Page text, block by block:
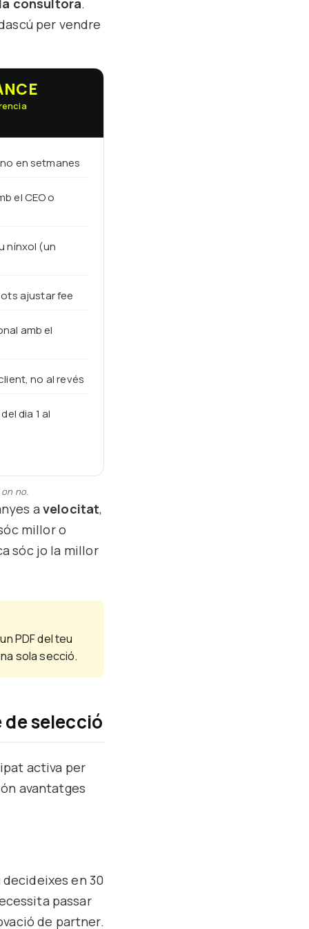
consultora.
per vendre
en setmanes
el CEO o
nínxol (un
ajustar fee
amb el
no al revés
dia 1 al
no.
a velocitat,
millor o
sóc jo la millor
PDF del teu
sola secció.
selecció
activa per
avantatges
en 30
passar
de partner.